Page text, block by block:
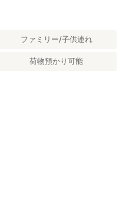
ファミリー/子供連れ
荷物預かり可能